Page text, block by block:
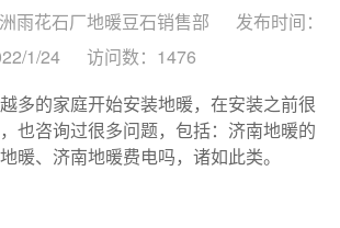
雨花石厂地暖豆石销售部
发布时间：
1/24
访问数：1476
多的家庭开始安装地暖，在安装之前很
也咨询过很多问题，包括：济南地暖的
暖、济南地暖费电吗，诸如此类。